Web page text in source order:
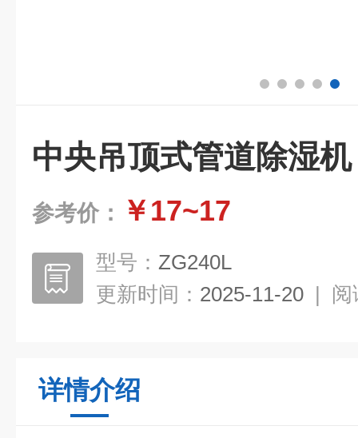
中央吊顶式管道除湿机
参考价： ￥17~17
型号： ZG240L
更新时间： 2025-11-20 | 阅
详情介绍